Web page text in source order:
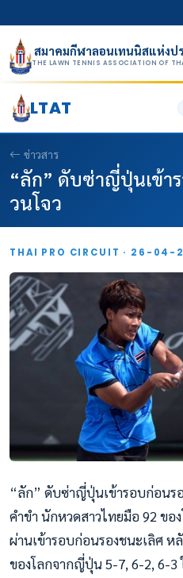
สมาคมกีฬาลอนเทนนิสแห่งป
THE LAWN TENNIS ASSOCIATION OF
LTAT
ข่าวสาร
“ลัก” ดับซ่าญี่ปุ่นเข้า
วนโจว
THAI PRO CIRCUIT · 26-04-
“ลัก” ดับซ่าญี่ปุ่นเข้ารอบก่อนร
คำขำ นักหวดสาวไทยมือ 92 ขอ
ผ่านเข้ารอบก่อนรองชนะเลิศ ห
ของโลกจากญี่ปุ่น 5-7, 6-2, 6-3